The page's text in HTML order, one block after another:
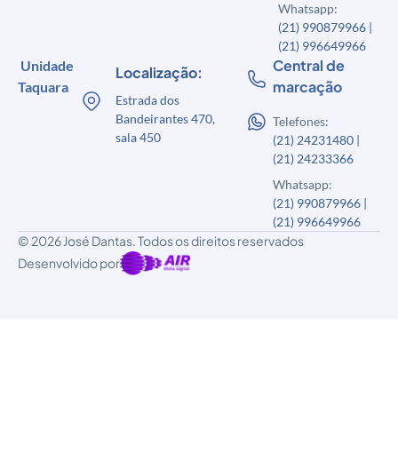
Whatsapp:
(21) 990879966 |
(21) 996649966
Unidade
Taquara
Localização:
Estrada dos
Bandeirantes 470,
sala 450
Central de
marcação
Telefones:
(21) 24231480 |
(21) 24233366
Whatsapp:
(21) 990879966 |
(21) 996649966
© 2026 José Dantas. Todos os direitos reservados
Desenvolvido por